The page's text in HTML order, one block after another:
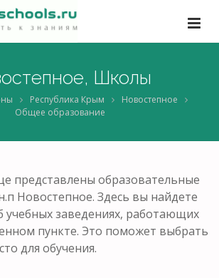
Школы
Республика Крым
Новостепное
Общее образование
представлены образовательные
Новостепное. Здесь вы найдете
заведениях, работающих
пункте. Это поможет выбрать
для обучения.